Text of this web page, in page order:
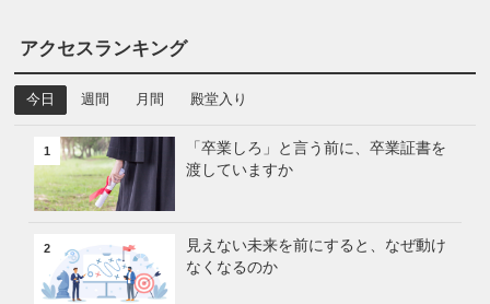
アクセスランキング
今日 週間 月間 殿堂入り
1
「卒業しろ」と言う前に、卒業証書を
渡していますか
2
見えない未来を前にすると、なぜ動け
なくなるのか